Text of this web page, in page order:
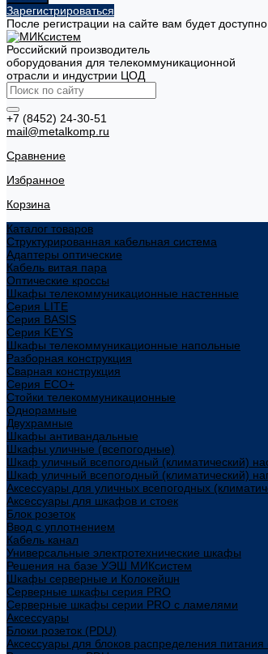
Зарегистрироваться
После регистрации на сайте вам будет
Российский производитель
оборудования для телекоммуникационной
отрасли и индустрии ЦОД
+7 (8452) 24-30-51
mail@metalkomp.ru
Сравнение
Избранное
Корзина
Каталог товаров
Структурированная кабельная система
Адаптеры оптические
Кабель витая пара
Оптические кроссы
Шкафы телекоммуникационные настенные
Cерия LITE
Cерия BASIS
Cерия KEYS
Шкафы телекоммуникационные напольные
Разборная конструкция
Сварная конструкция
Серия ECO+
Стойки телекоммуникационные
Однорамные
Двухрамные
Шкафы антивандальные
Шкафы уличные (всепогодные)
Шкаф уличный всепогодный (климатический)
Шкаф уличный всепогодный (климатический)
Аксессуары для уличных всепогодных
Аксессуары для шкафов и стоек
Блок розеток
Ввод с уплотнением
Кабель канал
Универсальные электротехнические шкафы
Решения на базе УЭШ МИКсистем
Шкафы серверные и Колокейшн
Серверные шкафы серия PRO
Серверные шкафы серии PRO с ламелями
Аксессуары
Блоки розеток (PDU)
Аксессуары для блоков распределения питания